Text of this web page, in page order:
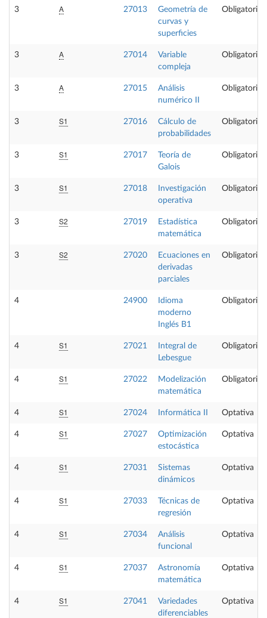
3 A 27013
Geometría de
curvas y
superficies
Obligatoria
3 A 27014
Variable
compleja
Obligatoria
3 A 27015
Análisis
numérico II
Obligatoria
3 S1 27016
Cálculo de
probabilidades
Obligatoria
3 S1 27017
Teoría de
Galois
Obligatoria
3 S1 27018
Investigación
operativa
Obligatoria
3 S2 27019
Estadística
matemática
Obligatoria
3 S2 27020
Ecuaciones en
derivadas
parciales
Obligatoria
4 24900
Idioma
moderno
Inglés B1
Obligatoria
4 S1 27021
Integral de
Lebesgue
Obligatoria
4 S1 27022
Modelización
matemática
Obligatoria
4 S1 27024 Informática II Optativa
4 S1 27027
Optimización
estocástica
Optativa
4 S1 27031
Sistemas
dinámicos
Optativa
4 S1 27033
Técnicas de
regresión
Optativa
4 S1 27034
Análisis
funcional
Optativa
4 S1 27037
Astronomía
matemática
Optativa
4 S1 27041
Variedades
diferenciables
Optativa